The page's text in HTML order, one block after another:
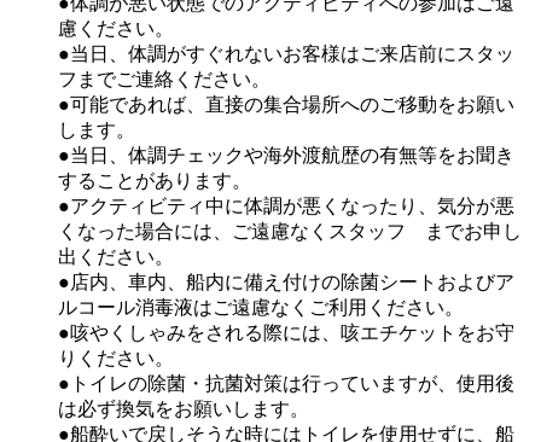
慮ください。
●当日、体調がすぐれないお客様はご来店前にスタッ
フまでご連絡ください。
●可能であれば、直接の集合場所へのご移動をお願い
します。
●当日、体調チェックや海外渡航歴の有無等をお聞き
することがあります。
●アクティビティ中に体調が悪くなったり、気分が悪
くなった場合には、ご遠慮なくスタッフ までお申し
出ください。
●店内、車内、船内に備え付けの除菌シートおよびア
ルコール消毒液はご遠慮なくご利用ください。
●咳やくしゃみをされる際には、咳エチケットをお守
りください。
●トイレの除菌・抗菌対策は行っていますが、使用後
は必ず換気をお願いします。
●船酔いで戻しそうな時にはトイレを使用せずに、船